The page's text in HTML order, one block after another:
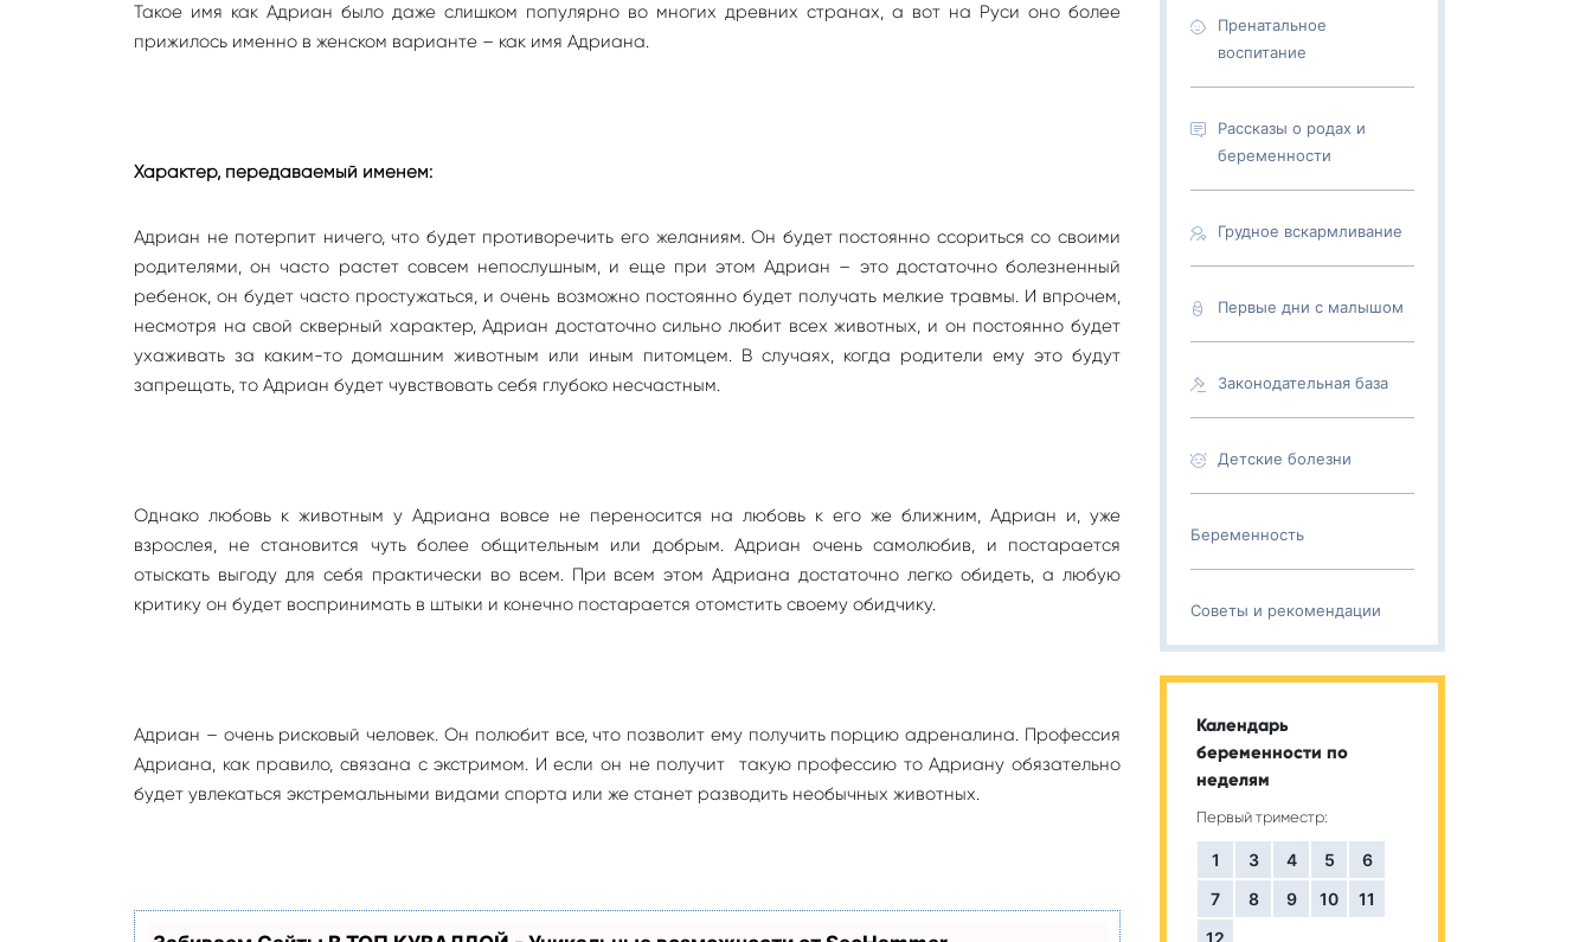
Такое имя как Адриан было даже слишком популярно во многих древних странах, а вот на Руси оно более
прижилось именно в женском варианте – как имя Адриана.
Характер, передаваемый именем:
Адриан не потерпит ничего, что будет противоречить его желаниям. Он будет постоянно ссориться со своими
родителями, он часто растет совсем непослушным, и еще при этом Адриан – это достаточно болезненный
ребенок, он будет часто простужаться, и очень возможно постоянно будет получать мелкие травмы. И впрочем,
несмотря на свой скверный характер, Адриан достаточно сильно любит всех животных, и он постоянно будет
ухаживать за каким-то домашним животным или иным питомцем. В случаях, когда родители ему это будут
запрещать, то Адриан будет чувствовать себя глубоко несчастным.
Однако любовь к животным у Адриана вовсе не переносится на любовь к его же ближним, Адриан и, уже
взрослея, не становится чуть более общительным или добрым. Адриан очень самолюбив, и постарается
отыскать выгоду для себя практически во всем. При всем этом Адриана достаточно легко обидеть, а любую
критику он будет воспринимать в штыки и конечно постарается отомстить своему обидчику.
Адриан – очень рисковый человек. Он полюбит все, что позволит ему получить порцию адреналина. Профессия
Адриана, как правило, связана с экстримом. И если он не получит такую профессию то Адриану обязательно
будет увлекаться экстремальными видами спорта или же станет разводить необычных животных.
Пренатальное
воспитание
Рассказы о родах и
беременности
Грудное вскармливание
Первые дни с малышом
Законодательная база
Детские болезни
Беременность
Советы и рекомендации
Календарь
беременности по
неделям
Первый триместр:
1 3 4 5
6
7
8 9 10
11
12